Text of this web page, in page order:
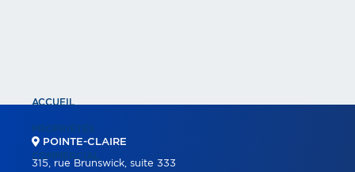
ACCUEIL
PROPRIÉTÉS
COMMERCIAL
POINTE-CLAIRE
315, rue Brunswick, suite 333